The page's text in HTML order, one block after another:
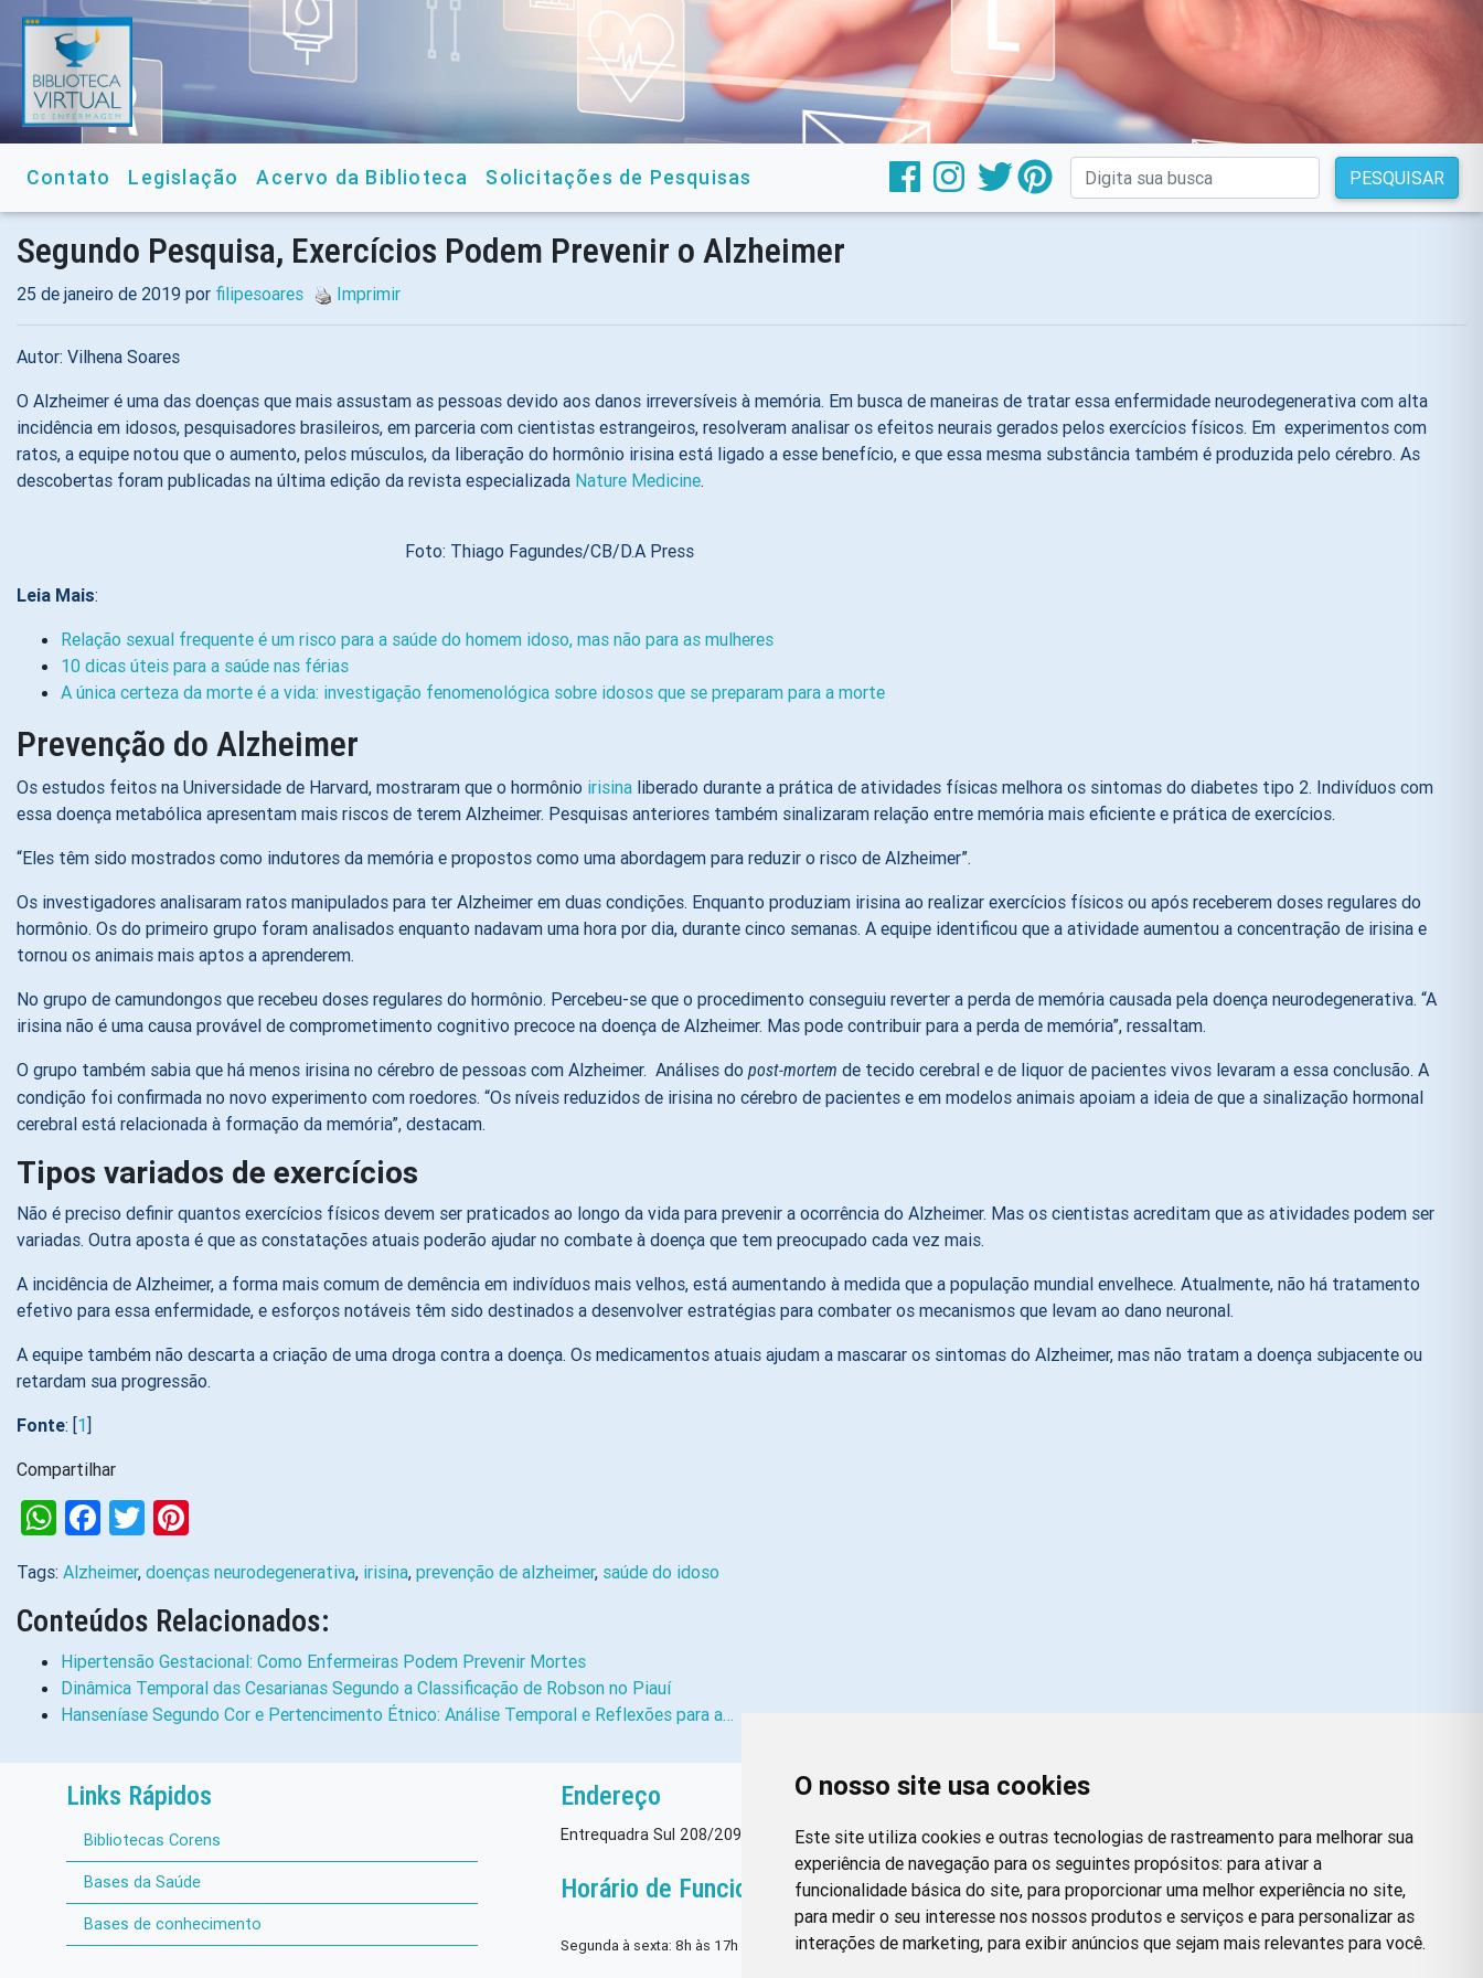
O nosso site usa cookies
Este site utiliza cookies e outras tecnologias de rastreamento para melhorar sua
experiência de navegação para os seguintes propósitos: para ativar a
funcionalidade básica do site, para proporcionar uma melhor experiência no site,
para medir o seu interesse nos nossos produtos e serviços e para personalizar as
interações de marketing, para exibir anúncios que sejam mais relevantes para você.
Contato Legislação Acervo da Biblioteca Solicitações de Pesquisas PESQUISAR
Segundo Pesquisa, Exercícios Podem Prevenir o Alzheimer
25 de janeiro de 2019 por filipesoares Imprimir
Autor: Vilhena Soares
O Alzheimer é uma das doenças que mais assustam as pessoas devido aos danos irreversíveis à memória. Em busca de maneiras de tratar essa enfermidade neurodegenerativa com alta
incidência em idosos, pesquisadores brasileiros, em parceria com cientistas estrangeiros, resolveram analisar os efeitos neurais gerados pelos exercícios físicos. Em experimentos com
ratos, a equipe notou que o aumento, pelos músculos, da liberação do hormônio irisina está ligado a esse benefício, e que essa mesma substância também é produzida pelo cérebro. As
descobertas foram publicadas na última edição da revista especializada Nature Medicine.
Foto: Thiago Fagundes/CB/D.A Press
Leia Mais:
Relação sexual frequente é um risco para a saúde do homem idoso, mas não para as mulheres
10 dicas úteis para a saúde nas férias
A única certeza da morte é a vida: investigação fenomenológica sobre idosos que se preparam para a morte
Prevenção do Alzheimer
Os estudos feitos na Universidade de Harvard, mostraram que o hormônio irisina liberado durante a prática de atividades físicas melhora os sintomas do diabetes tipo 2. Indivíduos com
essa doença metabólica apresentam mais riscos de terem Alzheimer. Pesquisas anteriores também sinalizaram relação entre memória mais eficiente e prática de exercícios.
“Eles têm sido mostrados como indutores da memória e propostos como uma abordagem para reduzir o risco de Alzheimer”.
Os investigadores analisaram ratos manipulados para ter Alzheimer em duas condições. Enquanto produziam irisina ao realizar exercícios físicos ou após receberem doses regulares do
hormônio. Os do primeiro grupo foram analisados enquanto nadavam uma hora por dia, durante cinco semanas. A equipe identificou que a atividade aumentou a concentração de irisina e
tornou os animais mais aptos a aprenderem.
No grupo de camundongos que recebeu doses regulares do hormônio. Percebeu-se que o procedimento conseguiu reverter a perda de memória causada pela doença neurodegenerativa. “A
irisina não é uma causa provável de comprometimento cognitivo precoce na doença de Alzheimer. Mas pode contribuir para a perda de memória”, ressaltam.
O grupo também sabia que há menos irisina no cérebro de pessoas com Alzheimer. Análises do post-mortem de tecido cerebral e de liquor de pacientes vivos levaram a essa conclusão. A
condição foi confirmada no novo experimento com roedores. “Os níveis reduzidos de irisina no cérebro de pacientes e em modelos animais apoiam a ideia de que a sinalização hormonal
cerebral está relacionada à formação da memória”, destacam.
Tipos variados de exercícios
Não é preciso definir quantos exercícios físicos devem ser praticados ao longo da vida para prevenir a ocorrência do Alzheimer. Mas os cientistas acreditam que as atividades podem ser
variadas. Outra aposta é que as constatações atuais poderão ajudar no combate à doença que tem preocupado cada vez mais.
A incidência de Alzheimer, a forma mais comum de demência em indivíduos mais velhos, está aumentando à medida que a população mundial envelhece. Atualmente, não há tratamento
efetivo para essa enfermidade, e esforços notáveis têm sido destinados a desenvolver estratégias para combater os mecanismos que levam ao dano neuronal.
A equipe também não descarta a criação de uma droga contra a doença. Os medicamentos atuais ajudam a mascarar os sintomas do Alzheimer, mas não tratam a doença subjacente ou
retardam sua progressão.
Fonte: [1]
Compartilhar
WhatsApp
Facebook
Twitter
Tags: Alzheimer, doenças neurodegenerativa, irisina, prevenção de alzheimer, saúde do idoso
Conteúdos Relacionados:
Hipertensão Gestacional: Como Enfermeiras Podem Prevenir Mortes
Dinâmica Temporal das Cesarianas Segundo a Classificação de Robson no Piauí
Hanseníase Segundo Cor e Pertencimento Étnico: Análise Temporal e Reflexões para a…
Links Rápidos
Bibliotecas Corens
Bases da Saúde
Bases de conhecimento
Endereço
Entrequadra Sul 208/209, Asa Sul, CEP: 70390-100
Horário de Funcionamento
Segunda à sexta: 8h às 17h
Redes Sociais
Facebook Instagram Twitter Pinterest